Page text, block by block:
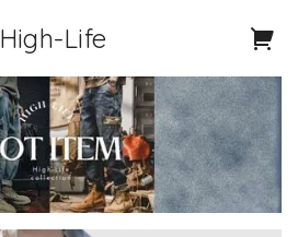
High-Life